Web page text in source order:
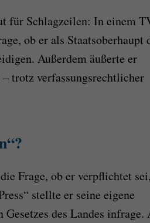
für Schlagzeilen: In einem
ob er als Staatsoberhaupt
Außerdem äußerte er
trotz verfassungsrechtlicher
Frage, ob er verpflichtet
stellte er seine eigene
des Landes infrage.